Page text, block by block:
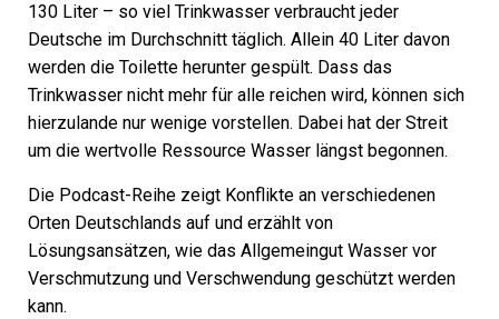
N
130 Liter – so viel Trinkwasser verbraucht jeder
Deutsche im Durchschnitt täglich. Allein 40 Liter davon
werden die Toilette herunter gespült. Dass das
Trinkwasser nicht mehr für alle reichen wird, können sich
hierzulande nur wenige vorstellen. Dabei hat der Streit
um die wertvolle Ressource Wasser längst begonnen.
Die Podcast-Reihe zeigt Konflikte an verschiedenen
Orten Deutschlands auf und erzählt von
Lösungsansätzen, wie das Allgemeingut Wasser vor
Verschmutzung und Verschwendung geschützt werden
kann.